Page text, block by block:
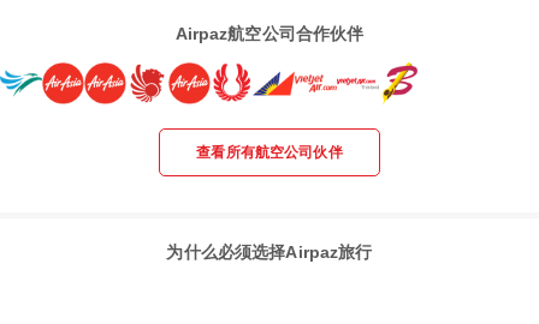
Airpaz航空公司合作伙伴
查看所有航空公司伙伴
为什么必须选择Airpaz旅行